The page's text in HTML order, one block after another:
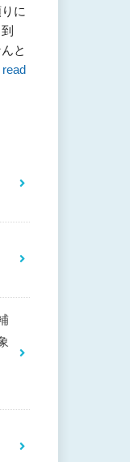
に
と
read